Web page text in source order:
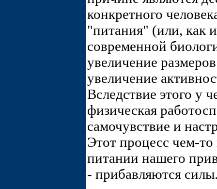
конкретного
"питания" (или, как
современной
увеличение
увеличение
Вследствие этого у
физическая
самочувствие и
Этот процесс чем-
питании нашего
- прибавляются